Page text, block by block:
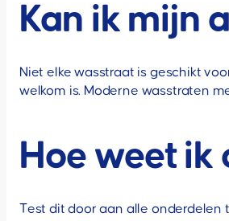
Kan ik mijn
Niet elke wasstraat is geschikt
welkom is. Moderne wasstraten
Hoe weet
Test dit door aan alle onderdelen